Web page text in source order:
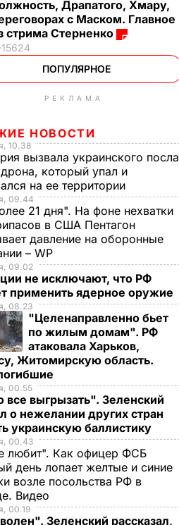
Драпатого, Хмару,
с Маском. Главное
стрима Стерненко
15624
ПОПУЛЯРНОЕ
РЕКЛАМА
НОВОСТИ
10.38
вызвала украинского посла
который упал и
на ее территории
09.44
21 дня". На фоне нехватки
в США Пентагон
давление на оборонные
– WP
09.02
не исключают, что РФ
применить ядерное оружие
08.23
"Целенаправленно бьет
по жилым домам". РФ
атаковала Харьков,
Житомирскую область.
00.55
все выгрызать". Зеленский
о нежелании других стран
украинскую баллистику
00.43
любит". Как офицер ФСБ
день лопает желтые и синие
возле посольства РФ в
Видео
00.19
Зеленский рассказал,